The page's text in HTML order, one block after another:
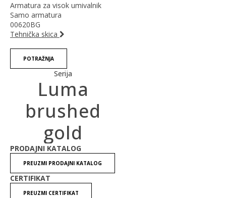
Armatura za visok umivalnik
Samo armatura
00620BG
Tehnička skica
POTRAŽNJA
Serija
Luma
brushed
gold
PRODAJNI KATALOG
PREUZMI PRODAJNI KATALOG
CERTIFIKAT
PREUZMI CERTIFIKAT